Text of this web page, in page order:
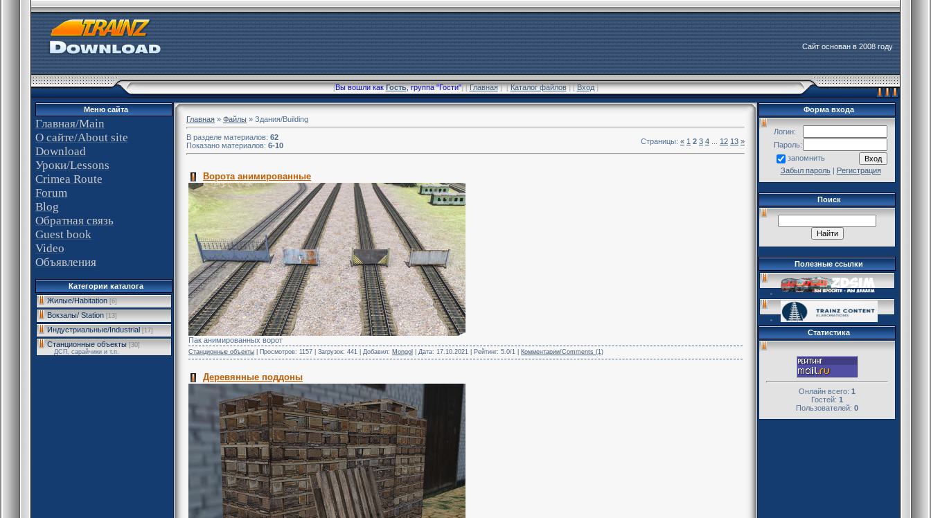
Сайт основан в 2008 году
[Вы вошли какГость, группа "Гости"] [Главная] [Каталог файлов] [Вход]
Меню сайта
Главная/Main
О сайте/About site
Download
Уроки/Lessons
Crimea Route
Forum
Blog
Обратная связь
Guest book
Video
Объявления
Категории каталога
Жилые/Habitation [6]
Вокзалы/ Station [13]
Индустриальные/Industrial [17]
Станционные объекты [30]
ДСП, сарайчики и т.п.
Главная » Файлы » Здания/Building
В разделе материалов: 62
Показано материалов: 6-10 Страницы: « 1 2 3 4 12 13 »
Ворота анимированные
Пак анимированных ворот
Станционные объекты | Просмотров: 1157 | Загрузок: 441 | Добавил: Mongol | Дата: 17.10.2021 | Рейтинг: 5.0/1 | Комментарии/Comments (1)
Деревянные поддоны
Форма входа
Логин:
Пароль:
запомнить
Забыл пароль| Регистрация
Поиск
Полезные ссылки
Статистика
Онлайн всего: 1
Гостей: 1
Пользователей: 0